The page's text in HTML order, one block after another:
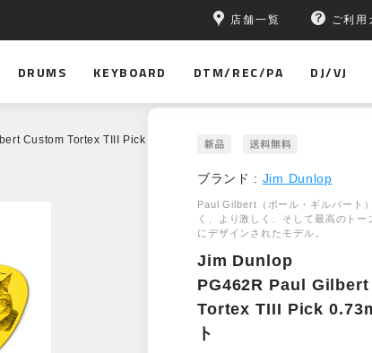
店舗一覧 ご利用
DRUMS KEYBOARD DTM/REC/PA DJ/VJ
Custom Tortex TIII Pick 0.73mm 36枚セット
ブランド : Jim Dunlop
Paul Gilbert（ポール・ギルバート
く、より激しく、そして最高のトー
にデザインされたモデル。
Jim Dunlop
PG462R Paul
Tortex TIII Pick
ト